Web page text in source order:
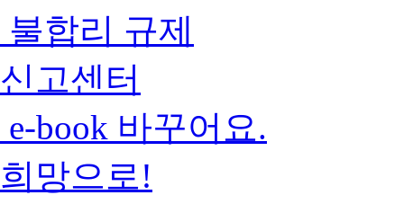
불합리 규제
신고센터
e-book 바꾸어요.
희망으로!